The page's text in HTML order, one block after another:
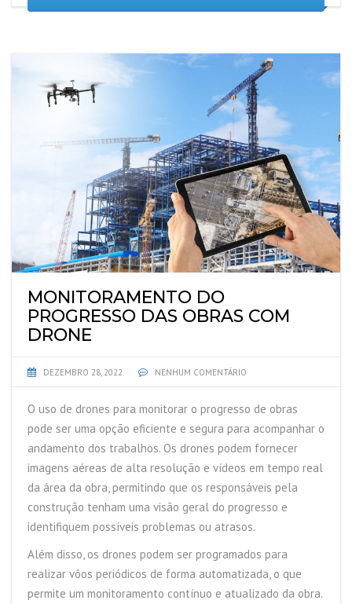
MONITORAMENTO DO
PROGRESSO DAS OBRAS COM
DRONE
DEZEMBRO 28, 2022 NENHUM COMENTÁRIO
O uso de drones para monitorar o progresso de obras
pode ser uma opção eficiente e segura para acompanhar o
andamento dos trabalhos. Os drones podem fornecer
imagens aéreas de alta resolução e vídeos em tempo real
da área da obra, permitindo que os responsáveis pela
construção tenham uma visão geral do progresso e
identifiquem possíveis problemas ou atrasos.
Além disso, os drones podem ser programados para
realizar vôos periódicos de forma automatizada, o que
permite um monitoramento contínuo e atualizado da obra.